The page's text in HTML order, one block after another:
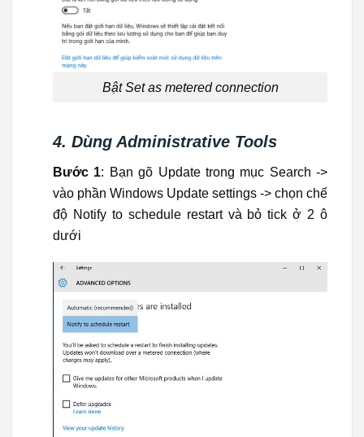
Bật Set as metered connection
4. Dùng Administrative Tools
Bước 1: Bạn gõ Update trong mục Search ->
vào phần Windows Update settings -> chọn chế
độ Notify to schedule restart và bỏ tick ở 2 ô
dưới